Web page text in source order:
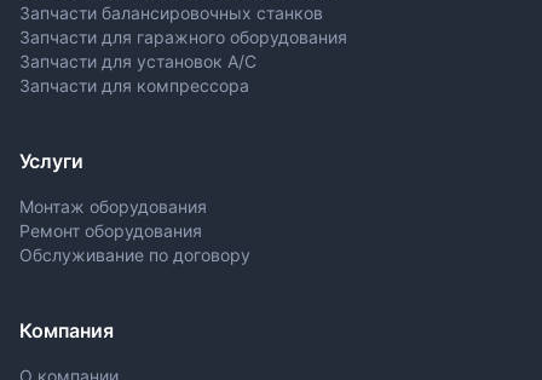
Запчасти балансировочных станков
Запчасти для гаражного оборудования
Запчасти для установок A/C
Запчасти для компрессора
Услуги
Монтаж оборудования
Ремонт оборудования
Обслуживание по договору
Компания
О компании